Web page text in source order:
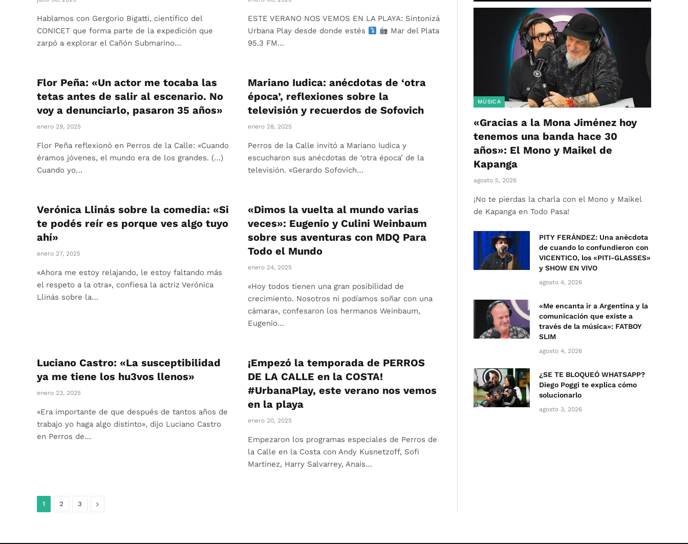
Hablamos con Gergorio Bigatti, científico del
CONICET que forma parte de la expedición que
zarpó a explorar el Cañón Submarino…
ESTE VERANO NOS VEMOS EN LA PLAYA: Sintonizá
Urbana Play desde donde estés
Mar del Plata
95.3 FM…
Flor Peña: «Un actor me tocaba las
tetas antes de salir al escenario. No
voy a denunciarlo, pasaron 35 años»
enero 29, 2025
Flor Peña reflexionó en Perros de la Calle: «Cuando
éramos jóvenes, el mundo era de los grandes. (…)
Cuando yo…
Mariano Iudica: anécdotas de ‘otra
época’, reflexiones sobre la
televisión y recuerdos de Sofovich
enero 28, 2025
Perros de la Calle invitó a Mariano Iudica y
escucharon sus anécdotas de ‘otra época’ de la
televisión. «Gerardo Sofovich…
Verónica Llinás sobre la comedia: «Si
te podés reír es porque ves algo tuyo
ahí»
enero 27, 2025
«Ahora me estoy relajando, le estoy faltando más
el respeto a la otra», confiesa la actriz Verónica
Llinás sobre la…
«Dimos la vuelta al mundo varias
veces»: Eugenio y Culini Weinbaum
sobre sus aventuras con MDQ Para
Todo el Mundo
enero 24, 2025
«Hoy todos tienen una gran posibilidad de
crecimiento. Nosotros ni podíamos soñar con una
cámara», confesaron los hermanos Weinbaum,
Eugenio…
Luciano Castro: «La susceptibilidad
ya me tiene los hu3vos llenos»
enero 23, 2025
«Era importante de que después de tantos años de
trabajo yo haga algo distinto», dijo Luciano Castro
en Perros de…
¡Empezó la temporada de PERROS
DE LA CALLE en la COSTA!
#UrbanaPlay, este verano nos vemos
en la playa
enero 20, 2025
Empezaron los programas especiales de Perros de
la Calle en la Costa con Andy Kusnetzoff, Sofi
Martínez, Harry Salvarrey, Anais…
1 2 3 Siguiente
MÚSICA
«Gracias a la Mona Jiménez hoy
tenemos una banda hace 30
años»: El Mono y Maikel de
Kapanga
agosto 5, 2026
¡No te pierdas la charla con el Mono y Maikel
de Kapanga en Todo Pasa!
PITY FERÁNDEZ: Una anécdota
de cuando lo confundieron con
VICENTICO, los «PITI-GLASSES»
y SHOW EN VIVO
agosto 4, 2026
«Me encanta ir a Argentina y la
comunicación que existe a
través de la música»: FATBOY
SLIM
agosto 4, 2026
¿SE TE BLOQUEÓ WHATSAPP?
Diego Poggi te explica cómo
solucionarlo
agosto 3, 2026